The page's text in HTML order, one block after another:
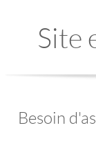
Site
Besoin